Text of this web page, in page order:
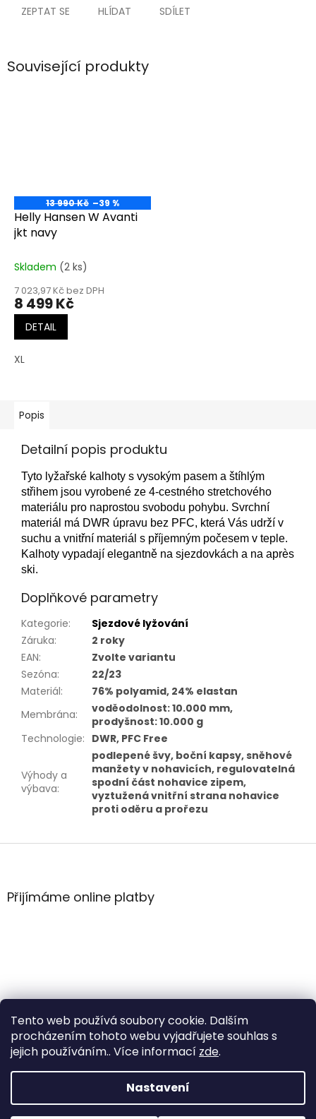
Tento web používá soubory cookie. Dalším
procházením tohoto webu vyjadřujete souhlas s
jejich používáním.. Více informací zde.
Nastavení
ZEPTAT SE HLÍDAT SDÍLET
Související produkty
13 990 Kč –39 %
Helly Hansen W Avanti
jkt navy
Skladem (2 ks)
7 023,97 Kč bez DPH
8 499 Kč
DETAIL
XL
Popis
Detailní popis produktu
Tyto lyžařské kalhoty s vysokým pasem a štíhlým
střihem jsou vyrobené ze 4-cestného stretchového
materiálu pro naprostou svobodu pohybu. Svrchní
materiál má DWR úpravu bez PFC, která Vás udrží v
suchu a vnitřní materiál s příjemným počesem v teple.
Kalhoty vypadají elegantně na sjezdovkách a na après
ski.
Doplňkové parametry
Kategorie:
Sjezdové lyžování
Záruka:
2 roky
EAN:
Zvolte variantu
Sezóna:
22/23
Materiál:
76% polyamid, 24% elastan
Membrána:
voděodolnost: 10.000 mm,
prodyšnost: 10.000 g
Technologie: DWR, PFC Free
Výhody a
výbava:
podlepené švy, boční kapsy, sněhové
manžety v nohavicích, regulovatelná
spodní část nohavice zipem,
vyztužená vnitřní strana nohavice
proti oděru a prořezu
Z
aPřijímáme online platby